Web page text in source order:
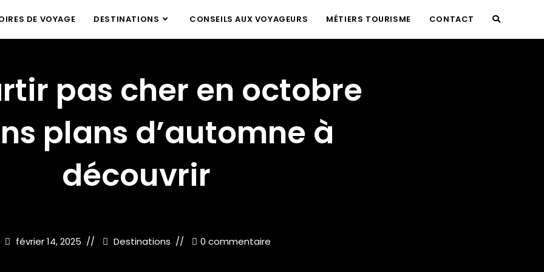
DE VOYAGE DESTINATIONS CONSEILS AUX VOYAGEURS MÉTIERS TOURISME CONTACT TOGGLE
pas cher en octobre
plans d’automne à
découvrir
février 14, 2025 Destinations 0 commentaire